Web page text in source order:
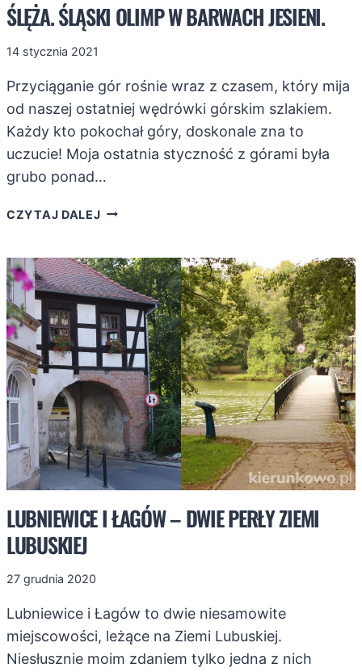
ŚLĘŻA. ŚLĄSKI OLIMP W BARWACH JESIENI.
14 stycznia 2021
Przyciąganie gór rośnie wraz z czasem, który mija
od naszej ostatniej wędrówki górskim szlakiem.
Każdy kto pokochał góry, doskonale zna to
uczucie! Moja ostatnia styczność z górami była
grubo ponad…
CZYTAJ DALEJŚLĘŻA.
W
BARWACH
JESIENI.
LUBNIEWICE I ŁAGÓW – DWIE PERŁY ZIEMI
LUBUSKIEJ
27 grudnia 2020
Lubniewice i Łagów to dwie niesamowite
miejscowości, leżące na Ziemi Lubuskiej.
Niesłusznie moim zdaniem tylko jedna z nich